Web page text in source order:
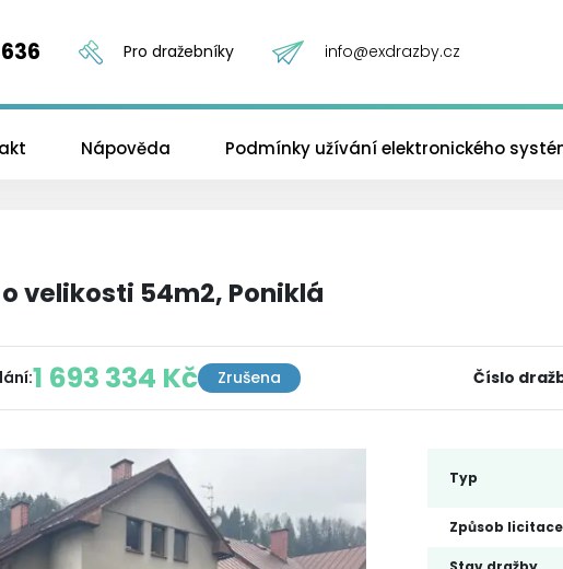
Pro dražebníky info@exdrazby.cz
Nápověda Podmínky užívání elektronického
o velikosti 54m2, Poniklá
:1 693 334 Kč Zrušena Číslo
Typ
Způsob licitace